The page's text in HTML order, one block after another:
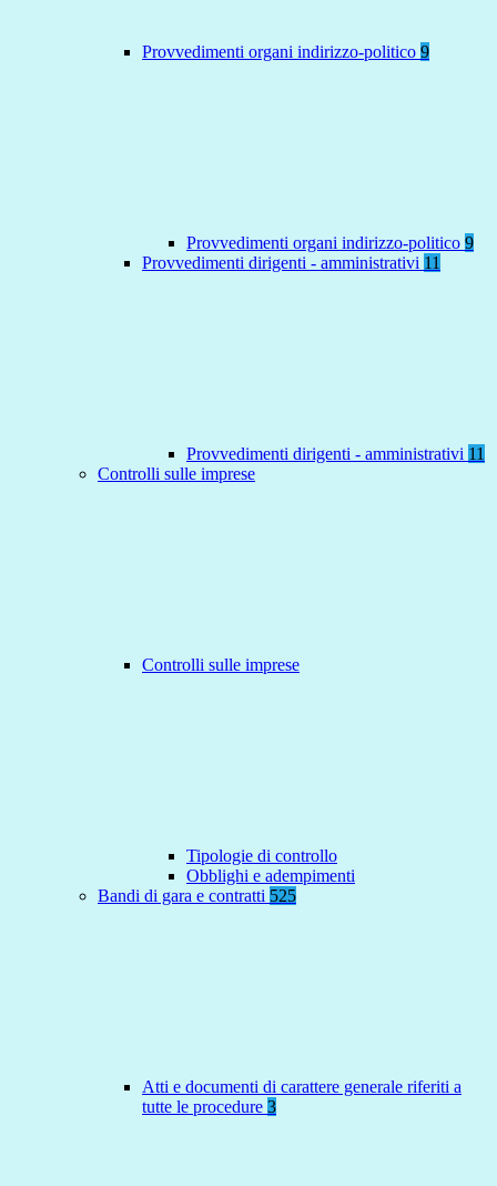
Provvedimenti organi indirizzo-politico 9
Provvedimenti organi indirizzo-politico 9
Provvedimenti dirigenti - amministrativi 11
Provvedimenti dirigenti - amministrativi 11
Controlli sulle imprese
Controlli sulle imprese
Tipologie di controllo
Obblighi e adempimenti
Bandi di gara e contratti 525
Atti e documenti di carattere generale riferiti a
tutte le procedure 3